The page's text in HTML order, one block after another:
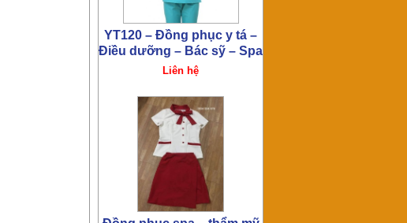
Liên hệ
Đồng phục spa – thẩm mỹ
viện HT285